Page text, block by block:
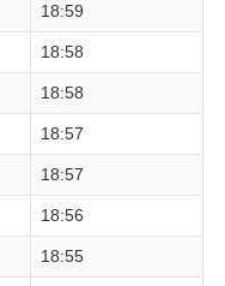
18:59
18:58
18:58
18:57
18:57
18:56
18:55